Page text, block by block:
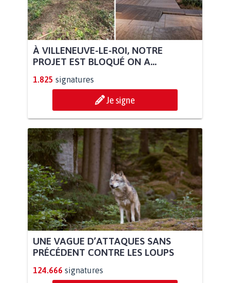
À VILLENEUVE-LE-ROI, NOTRE
PROJET EST BLOQUÉ ON A...
1.825 signatures
Je signe
UNE VAGUE D’ATTAQUES SANS
PRÉCÉDENT CONTRE LES LOUPS
124.666 signatures